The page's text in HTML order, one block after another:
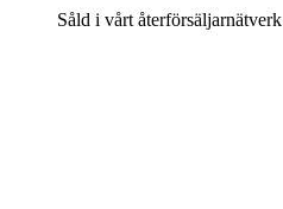
Såld i vårt återförsäljarnätverk